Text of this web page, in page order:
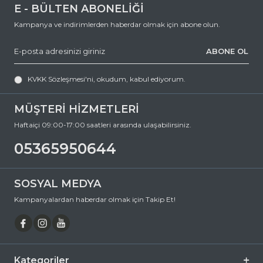
MÜŞTERİ HİZMETLERİ
Haftaiçi 09:00-17:00 saatleri arasında ulaşabilirsiniz.
05365950644
E - BÜLTEN ABONELİĞİ
Kampanya ve indirimlerden haberdar olmak için abone olun.
ABONE OL
KVKK Sözleşmesi'ni, okudum, kabul ediyorum.
SOSYAL MEDYA
Kampanyalardan haberdar olmak için Takip Et!
Kategoriler